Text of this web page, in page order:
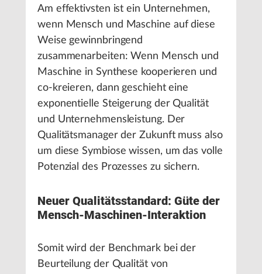
Am effektivsten ist ein Unternehmen,
wenn Mensch und Maschine auf diese
Weise gewinnbringend
zusammenarbeiten: Wenn Mensch und
Maschine in Synthese kooperieren und
co-kreieren, dann geschieht eine
exponentielle Steigerung der Qualität
und Unternehmensleistung. Der
Qualitätsmanager der Zukunft muss also
um diese Symbiose wissen, um das volle
Potenzial des Prozesses zu sichern.
Neuer Qualitätsstandard: Güte der
Mensch-Maschinen-Interaktion
Somit wird der Benchmark bei der
Beurteilung der Qualität von